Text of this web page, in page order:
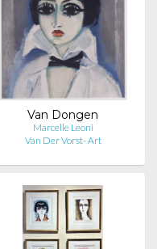
Van Dongen
Marcelle Leoni
Van Der Vorst- Art